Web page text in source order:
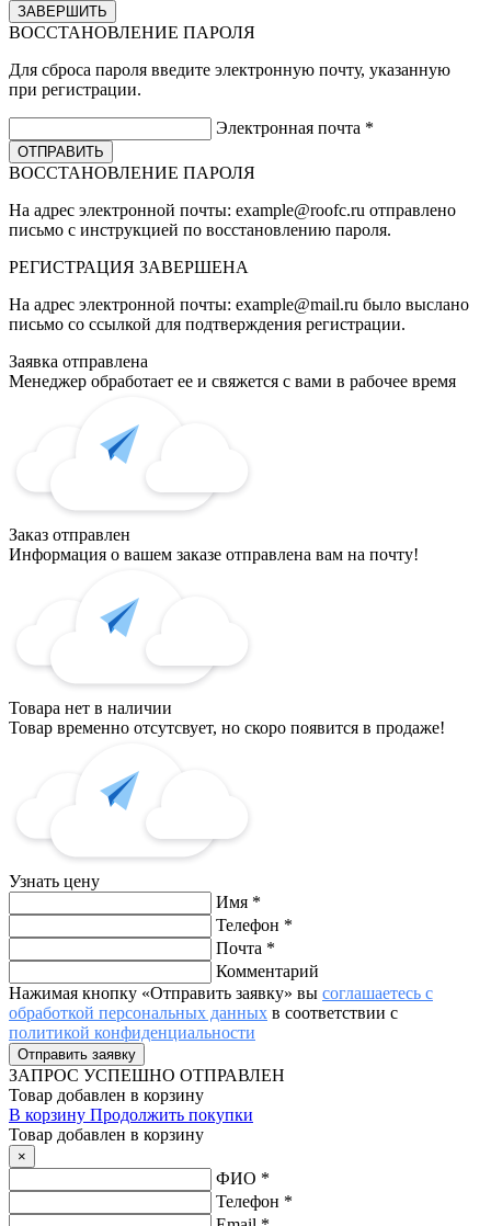
ВОССТАНОВЛЕНИЕ ПАРОЛЯ
Для сброса пароля введите электронную почту, указанную
при регистрации.
Электронная почта *
ВОССТАНОВЛЕНИЕ ПАРОЛЯ
На адрес электронной почты: example@roofc.ru отправлено
письмо с инструкцией по восстановлению пароля.
РЕГИСТРАЦИЯ ЗАВЕРШЕНА
На адрес электронной почты: example@mail.ru было выслано
письмо со ссылкой для подтверждения регистрации.
Заявка отправлена
Менеджер обработает ее и свяжется с вами в рабочее время
Заказ отправлен
Информация о вашем заказе отправлена вам на почту!
Товара нет в наличии
Товар временно отсутсвует, но скоро появится в продаже!
Узнать цену
Имя *
Телефон *
Почта *
Комментарий
Нажимая кнопку «Отправить заявку» вы соглашаетесь с
обработкой персональных данных в соответствии с
политикой конфиденциальности
ЗАПРОС УСПЕШНО ОТПРАВЛЕН
Товар добавлен в корзину
В корзину Продолжить покупки
Товар добавлен в корзину
×
ФИО *
Телефон *